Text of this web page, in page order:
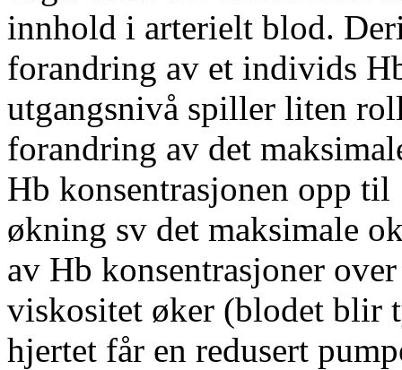
innhold i arterielt blod.
forandring av et individs
utgangsnivå spiller liten
forandring av det
Hb konsentrasjonen opp
økning sv det maksimale
av Hb konsentrasjoner
viskositet øker (blodet blir
hjertet får en redusert